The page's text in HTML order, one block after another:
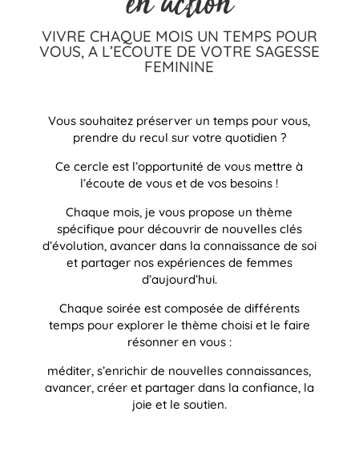
VIVRE CHAQUE MOIS UN TEMPS POUR
VOUS, A L’ECOUTE DE VOTRE SAGESSE
FEMININE
Vous souhaitez préserver un temps pour vous,
prendre du recul sur votre quotidien ?
Ce cercle est l’opportunité de vous mettre à
l’écoute de vous et de vos besoins !
Chaque mois, je vous propose un thème
spécifique pour découvrir de nouvelles clés
d’évolution, avancer dans la connaissance de soi
et partager nos expériences de femmes
d’aujourd’hui.
Chaque soirée est composée de différents
temps pour explorer le thème choisi et le faire
résonner en vous :
méditer, s’enrichir de nouvelles connaissances,
avancer, créer et partager dans la confiance, la
joie et le soutien.